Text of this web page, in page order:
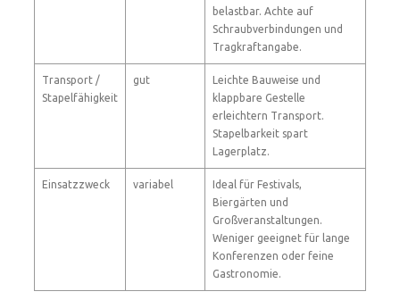
belastbar. Achte auf
Schraubverbindungen und
Tragkraftangabe.
Transport /
Stapelfähigkeit
gut
Leichte Bauweise und
klappbare Gestelle
erleichtern Transport.
Stapelbarkeit spart
Lagerplatz.
Einsatzzweck variabel
Ideal für Festivals,
Biergärten und
Großveranstaltungen.
Weniger geeignet für lange
Konferenzen oder feine
Gastronomie.